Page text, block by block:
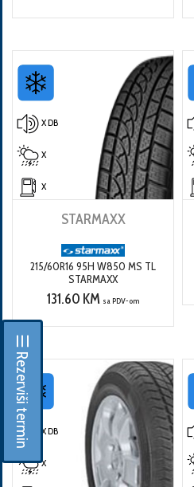
☰ Rezerviši termin
X DB
X
X
STARMAXX
215/60R16 95H W850 MS TL
STARMAXX
131.60 KM sa PDV-om
X DB
X